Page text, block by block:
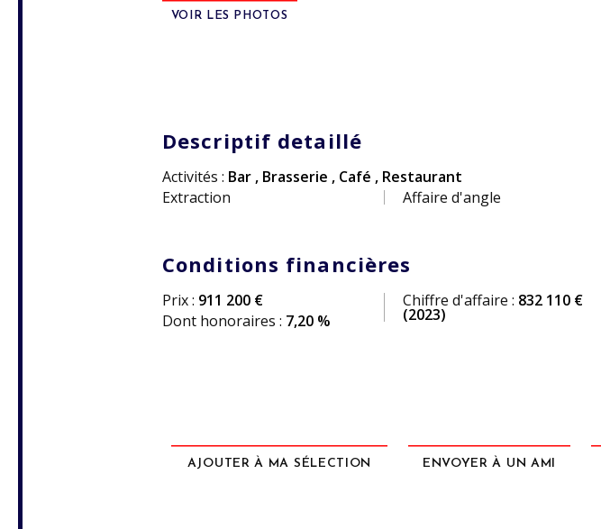
VOIR LES PHOTOS
Descriptif detaillé
Activités : Bar , Brasserie , Café , Restaurant
Extraction
Affaire d'angle
Conditions financières
Prix : 911 200 €
Dont honoraires : 7,20 %
Chiffre d'affaire : 832 110 €
(2023)
AJOUTER À MA SÉLECTION ENVOYER À UN AMI